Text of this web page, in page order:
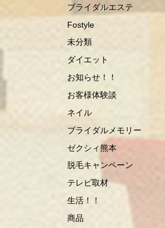
ブライダルエステ
Fostyle
未分類
ダイエット
お知らせ！！
お客様体験談
ネイル
ブライダルメモリー
ゼクシィ熊本
脱毛キャンペーン
テレビ取材
生活！！
商品